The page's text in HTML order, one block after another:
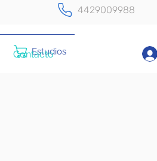
4429009988
Estudios
Contacto